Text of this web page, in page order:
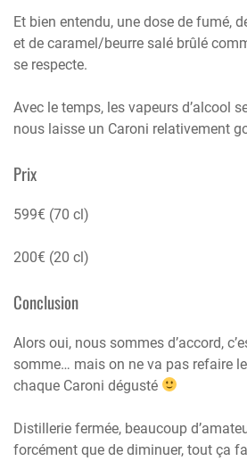
Et bien entendu, une dose de fumé,
et de caramel/beurre salé brûlé
se respecte.
Avec le temps, les vapeurs d’alcool
nous laisse un Caroni relativement
Prix
599€ (70 cl)
200€ (20 cl)
Conclusion
Alors oui, nous sommes d’accord,
somme… mais on ne va pas refaire
chaque Caroni dégusté
Distillerie fermée, beaucoup
forcément que de diminuer, tout ça